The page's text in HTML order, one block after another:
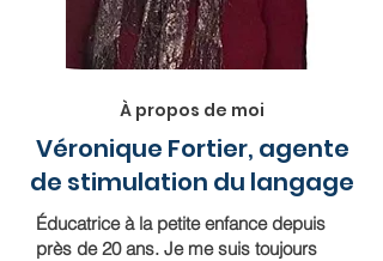
À propos de moi
Véronique Fortier, agente
de stimulation du langage
Éducatrice à la petite enfance depuis
près de 20 ans. Je me suis toujours